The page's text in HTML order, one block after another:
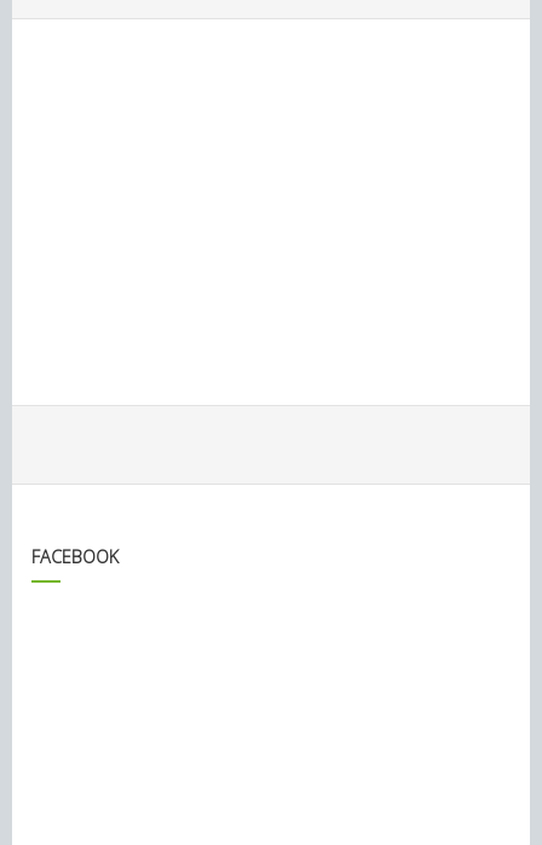
FACEBOOK